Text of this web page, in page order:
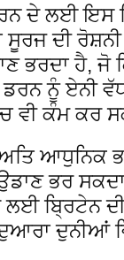
ਦੇ ਲਈ ਇਸ
ਸੂਰਜ ਦੀ
ਭਰਦਾ ਹੈ, ਜੋ
ਡਰਨ ਨੂੰ
ਵੀ ਕੰਮ ਕਰ
ਆਧੁਨਿਕ
ਭਰ
ਲਈ ਬ੍ਰਿਟੇਨ
ਦੁਨੀਆਂ